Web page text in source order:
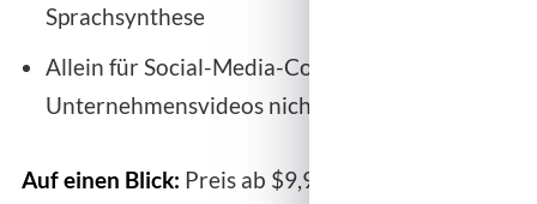
Sprachsynthese
Allein für Social-Media-Content oder
Unternehmensvideos nicht ausreichend
Auf einen Blick: Preis ab $9,99/Monat · Videolänge